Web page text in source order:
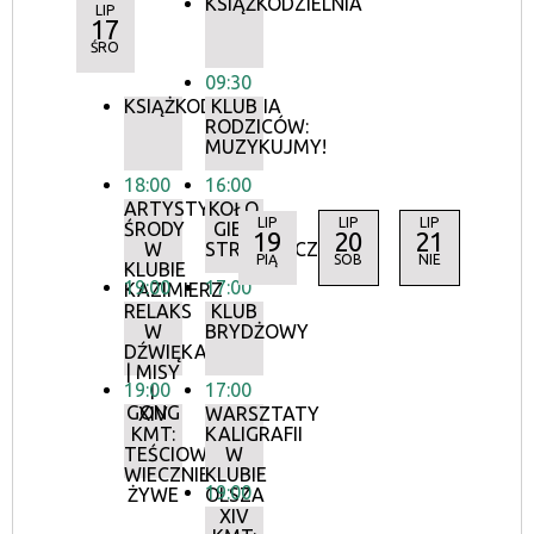
LIP
17
ŚRO
KSIĄŻKODZIELNIA
18:00
ARTYSTYCZNE
ŚRODY
W
KLUBIE
KAZIMIERZ
19:00
RELAKS
W
DŹWIĘKACH
| MISY
I
GONG
19:00
XIV
KMT:
TEŚCIOWE
WIECZNIE
ŻYWE
09:30
KLUB
RODZICÓW:
MUZYKUJMY!
16:00
KOŁO
GIER
STRATEGICZNYCH
17:00
KLUB
BRYDŻOWY
17:00
WARSZTATY
KALIGRAFII
W
KLUBIE
OLSZA
19:00
XIV
LIP
19
PIĄ
LIP
20
SOB
LIP
21
NIE